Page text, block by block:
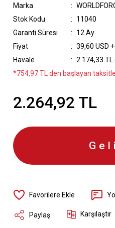
Marka
Stok Kodu
11040
Garanti Süresi
12 Ay
Fiyat
39,60 USD
Havale
2.174,33
*754,97 TL den başlayan
2.264,92 TL
Paylaş Karşılaştır